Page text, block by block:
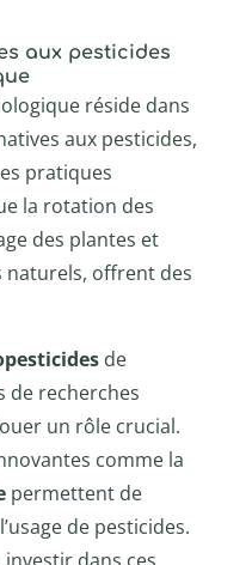
aux pesticides
réside dans
aux pesticides,
pratiques
la rotation des
des plantes et
naturels, offrent des
de
de recherches
un rôle crucial.
comme la
permettent de
de pesticides.
dans ces